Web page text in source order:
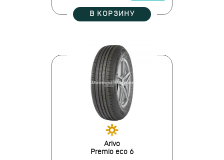
В КОРЗИНУ
Arivo
Premio eco 6